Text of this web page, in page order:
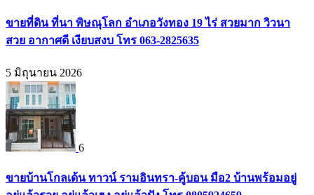
ขายที่ดิน ที่นา พิษณุโลก อำเภอวังทอง 19 ไร่ สวยมาก วิวนา
สวย อากาศดี เงียบสงบ โทร 063-2825635
5 มิถุนายน 2026
6
ขายบ้านโกลเด้น ทาวน์ รามอินทรา-คู้บอน มือ2 บ้านพร้อมอยู่